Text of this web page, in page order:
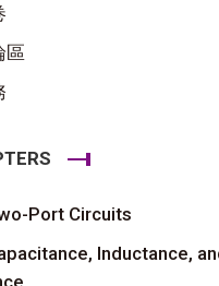
區
Port Circuits
Inductance,